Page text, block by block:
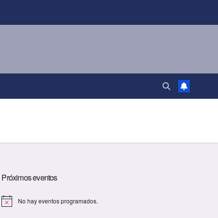
Próximos eventos
A
No hay eventos programados.